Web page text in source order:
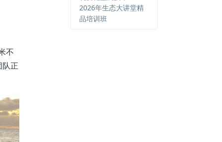
不
队正
2026年生态大讲堂精
品培训班